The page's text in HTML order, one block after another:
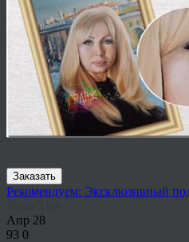
Заказать
Рекомендуем: Эксклюзивный
Апр 28
93 0